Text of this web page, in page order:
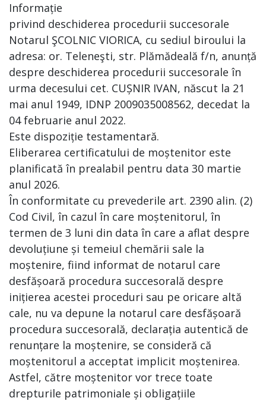
Informație
privind deschiderea procedurii succesorale
Notarul ŞCOLNIC VIORICA, cu sediul biroului la
adresa: or. Teleneşti, str. Plămădeală f/n, anunță
despre deschiderea procedurii succesorale în
urma decesului cet. CUȘNIR IVAN, născut la 21
mai anul 1949, IDNP 2009035008562, decedat la
04 februarie anul 2022.
Este dispoziție testamentară.
Eliberarea certificatului de moștenitor este
planificată în prealabil pentru data 30 martie
anul 2026.
În conformitate cu prevederile art. 2390 alin. (2)
Cod Civil, în cazul în care moștenitorul, în
termen de 3 luni din data în care a aflat despre
devoluțiune și temeiul chemării sale la
moștenire, fiind informat de notarul care
desfășoară procedura succesorală despre
inițierea acestei proceduri sau pe oricare altă
cale, nu va depune la notarul care desfășoară
procedura succesorală, declarația autentică de
renunțare la moștenire, se consideră că
moștenitorul a acceptat implicit moștenirea.
Astfel, către moștenitor vor trece toate
drepturile patrimoniale și obligațiile